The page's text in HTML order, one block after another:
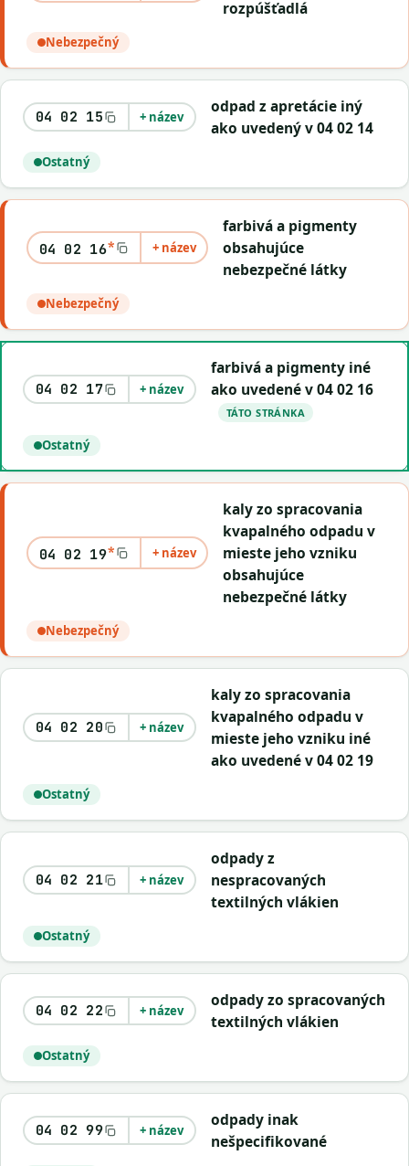
rozpúšťadlá
Nebezpečný
04 02 15 + název
odpad z apretácie iný
ako uvedený v 04 02 14
Ostatný
04 02 16* + název
farbivá a pigmenty
obsahujúce
nebezpečné látky
Nebezpečný
04 02 17 + název
farbivá a pigmenty iné
ako uvedené v 04 02 16
TÁTO STRÁNKA
Ostatný
04 02 19* + název
kaly zo spracovania
kvapalného odpadu v
mieste jeho vzniku
obsahujúce
nebezpečné látky
Nebezpečný
04 02 20 + název
kaly zo spracovania
kvapalného odpadu v
mieste jeho vzniku iné
ako uvedené v 04 02 19
Ostatný
04 02 21 + název
odpady z
nespracovaných
textilných vlákien
Ostatný
04 02 22 + název
odpady zo spracovaných
textilných vlákien
Ostatný
04 02 99 + název
odpady inak
nešpecifikované